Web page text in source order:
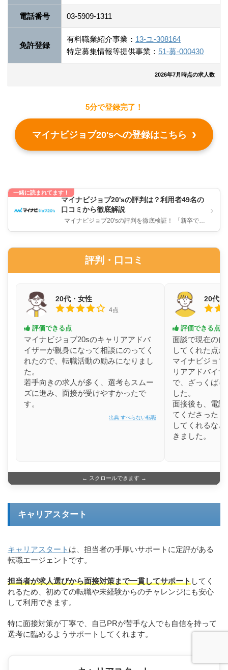
電話番号 03-5909-1311
免許登録
有料職業紹介事業： 13-ユ-308164
特定募集情報等提供事業： 51-募-000430
2026年7月時点の求人数
5分で登録完了！
マイナビジョブ20'sへの登録はこちら
一緒に読まれてます！
マイナビジョブ20'sの評判は？利用者49名の
口コミから徹底解説
マイナビジョブ20'sの評判を徹底検証！ 「新卒で入
›
評判・口コミ
20代・女性
4点
評価できる点
マイナビジョブ20sのキャリアアドバ
イザーが親身になって相談にのってく
れたので、転職活動の励みになりまし
た。
若手向きの求人が多く、選考もスムー
ズに進み、面接が受けやすかったで
す。
出典:すべらない転職
20代・
評価できる点
面談で現在の
してくれた点
マイナビジョ
リアアドバイ
で、ざっくば
した。
面接後も、電
てくださった
してくれるな
きました。
← スクロールできます →
キャリアスタート
キャリアスタート は、担当者の手厚いサポートに定評がある
転職エージェントです。
担当者が求人選びから面接対策まで一貫してサポートしてく
れるため、初めての転職や未経験からのチャレンジにも安心
して利用できます。
特に面接対策が丁寧で、自己PRが苦手な人でも自信を持って
選考に臨めるようサポートしてくれます。